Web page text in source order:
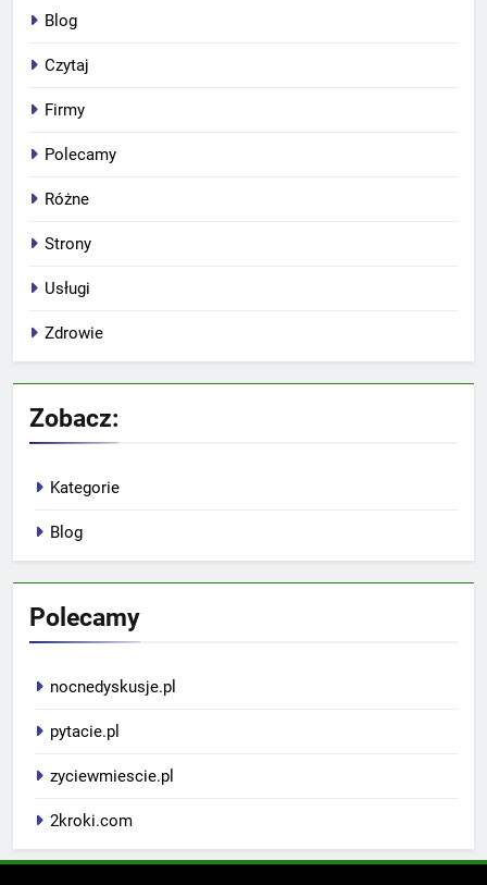
Blog
Czytaj
Firmy
Polecamy
Różne
Strony
Usługi
Zdrowie
Zobacz:
Kategorie
Blog
Polecamy
nocnedyskusje.pl
pytacie.pl
zyciewmiescie.pl
2kroki.com